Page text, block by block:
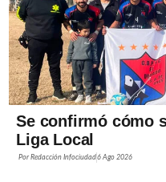
Se confirmó cómo
Liga Local
PorRedacción Infociudad6 Ago 2026